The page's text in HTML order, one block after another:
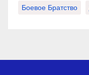
Боевое Братство